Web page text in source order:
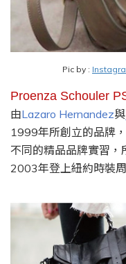
Pic by :
Proenza Schouler
由Lazaro Hernandez與
1999年所創立的品牌 ，
不同的精品品牌實習 ，
2003年登上紐約時裝